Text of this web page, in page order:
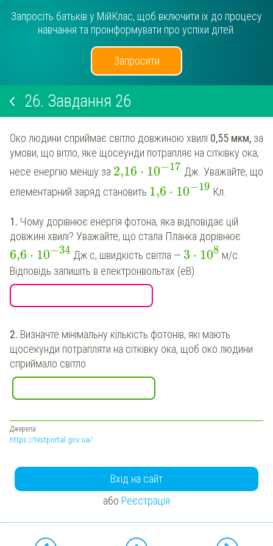
Запросіть батьків у МійКлас, щоб включити їх до процесу
навчання та проінформувати про успіхи дітей.
Запросити
26. Завдання 26
Око людини сприймає світло довжиною хвилі 0,55 мкм, за
умови, що вітло, яке щосеунди потрапляє на сітківку ока,
несе енергію меншу за 2,16 ⋅ 10−17 Дж. Уважайте, що
елементарний заряд становить 1,6 ⋅ 10−19 Кл.
1. Чому дорівнює енергія фотона, яка відповідає цій
довжині хвилі? Уважайте, що стала Планка дорівнює
6,6 ⋅ 10−34 Дж·с, швидкість світла — 3 ⋅ 108 м/с.
Відповідь запишіть в електронвольтах (еВ).
2. Визначте мінімальну кількість фотонів, які мають
щосекунди потрапляти на сітківку ока, щоб око людини
сприймало світло.
Джерела:
https://testportal.gov.ua/
Вхід на сайт
або Реєстрація